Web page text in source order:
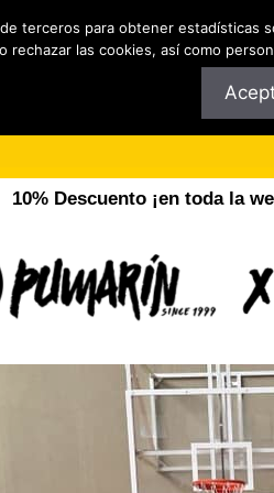
Inicio Club
10% Descuento ¡en toda la
terceros para obtener estadísticas
rechazar las cookies, así como